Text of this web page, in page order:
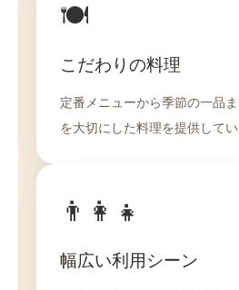
🍽️
こだわりの料理
定番メニューから季節の一品
を大切にした料理を提供してい
👨‍👩‍👧
幅広い利用シーン